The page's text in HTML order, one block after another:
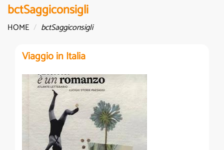
bctSaggiconsigli
HOME bctSaggiconsigli
Viaggio in Italia